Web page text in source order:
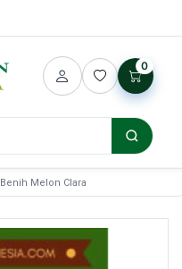
0
Benih Melon Clara